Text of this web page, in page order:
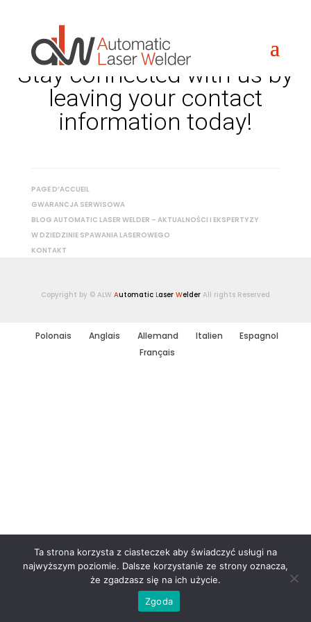
Stay connected with us by
leaving your contact
information today!
Copyright by © ALW Automatic Laser Welder All rights Reserved
PAGE D’ACCUEIL
GWARANCJA SERWISOWA
BLOG AUTOMATIC LASER WELDER – AKTUALNOŚCI I EKSPERTYZY
W DZIEDZINIE SPAWANIA LASEROWEGO
KONTAKT
Polonais Anglais Allemand Italien
Espagnol
Français
Ta strona korzysta z ciasteczek aby świadczyć usługi na
najwyższym poziomie. Dalsze korzystanie ze strony oznacza,
że zgadzasz się na ich użycie.
Zgoda